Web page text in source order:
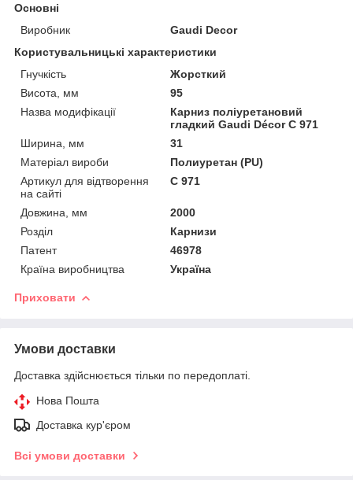
Основні
Виробник
Gaudi Decor
Користувальницькі характеристики
Гнучкість
Жорсткий
Висота, мм
95
Назва модифікації
Карниз поліуретановий
гладкий Gaudi Décor C 971
Ширина, мм
31
Матеріал вироби
Полиуретан (PU)
Артикул для відтворення
на сайті
C 971
Довжина, мм
2000
Розділ
Карнизи
Патент
46978
Країна виробництва
Україна
Приховати
Умови доставки
Доставка здійснюється тільки по передоплаті.
Нова Пошта
Доставка кур'єром
Всі умови доставки